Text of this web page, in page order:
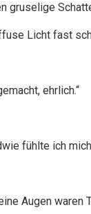
gruselige
Licht fast
ehrlich.“
fühlte ich
Augen waren